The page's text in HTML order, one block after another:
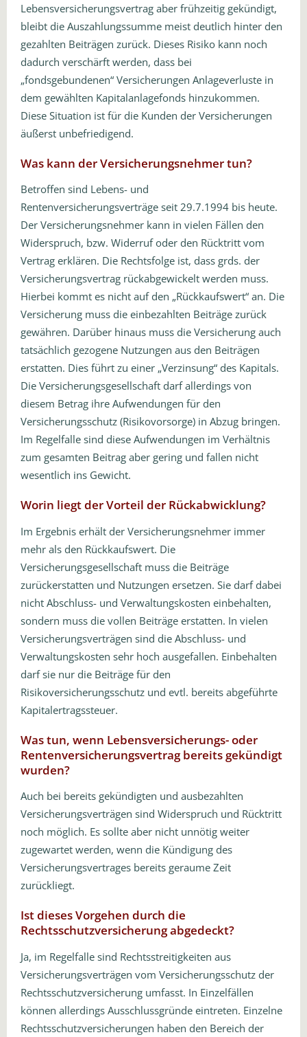
Lebensversicherungsvertrag aber frühzeitig gekündigt,
bleibt die Auszahlungssumme meist deutlich hinter den
gezahlten Beiträgen zurück. Dieses Risiko kann noch
dadurch verschärft werden, dass bei
„fondsgebundenen“ Versicherungen Anlageverluste in
dem gewählten Kapitalanlagefonds hinzukommen.
Diese Situation ist für die Kunden der Versicherungen
äußerst unbefriedigend.
Was kann der Versicherungsnehmer tun?
Betroffen sind Lebens- und
Rentenversicherungsverträge seit 29.7.1994 bis heute.
Der Versicherungsnehmer kann in vielen Fällen den
Widerspruch, bzw. Widerruf oder den Rücktritt vom
Vertrag erklären. Die Rechtsfolge ist, dass grds. der
Versicherungsvertrag rückabgewickelt werden muss.
Hierbei kommt es nicht auf den „Rückkaufswert“ an. Die
Versicherung muss die einbezahlten Beiträge zurück
gewähren. Darüber hinaus muss die Versicherung auch
tatsächlich gezogene Nutzungen aus den Beiträgen
erstatten. Dies führt zu einer „Verzinsung“ des Kapitals.
Die Versicherungsgesellschaft darf allerdings von
diesem Betrag ihre Aufwendungen für den
Versicherungsschutz (Risikovorsorge) in Abzug bringen.
Im Regelfalle sind diese Aufwendungen im Verhältnis
zum gesamten Beitrag aber gering und fallen nicht
wesentlich ins Gewicht.
Worin liegt der Vorteil der Rückabwicklung?
Im Ergebnis erhält der Versicherungsnehmer immer
mehr als den Rückkaufswert. Die
Versicherungsgesellschaft muss die Beiträge
zurückerstatten und Nutzungen ersetzen. Sie darf dabei
nicht Abschluss- und Verwaltungskosten einbehalten,
sondern muss die vollen Beiträge erstatten. In vielen
Versicherungsverträgen sind die Abschluss- und
Verwaltungskosten sehr hoch ausgefallen. Einbehalten
darf sie nur die Beiträge für den
Risikoversicherungsschutz und evtl. bereits abgeführte
Kapitalertragssteuer.
Was tun, wenn Lebensversicherungs- oder
Rentenversicherungsvertrag bereits gekündigt
wurden?
Auch bei bereits gekündigten und ausbezahlten
Versicherungsverträgen sind Widerspruch und Rücktritt
noch möglich. Es sollte aber nicht unnötig weiter
zugewartet werden, wenn die Kündigung des
Versicherungsvertrages bereits geraume Zeit
zurückliegt.
Ist dieses Vorgehen durch die
Rechtsschutzversicherung abgedeckt?
Ja, im Regelfalle sind Rechtsstreitigkeiten aus
Versicherungsverträgen vom Versicherungsschutz der
Rechtsschutzversicherung umfasst. In Einzelfällen
können allerdings Ausschlussgründe eintreten. Einzelne
Rechtsschutzversicherungen haben den Bereich der